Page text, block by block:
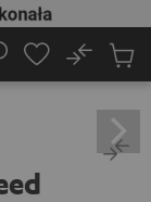
No